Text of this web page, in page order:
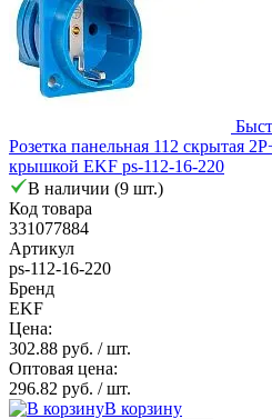
Розетка панельная 112 скрытая
крышкой EKF ps-112-16-220
В наличии (9 шт.)
Код товара
331077884
Артикул
ps-112-16-220
Бренд
EKF
Цена:
302.88 руб. / шт.
Оптовая цена:
296.82 руб. / шт.
В корзину